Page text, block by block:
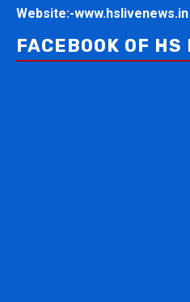
Website:-www.hslivenews.in
FACEBOOK OF HS